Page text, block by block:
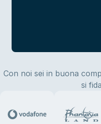
Con noi sei in buona
si